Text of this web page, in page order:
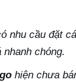
nhu cầu đặt
nhanh chóng.
hiện chưa